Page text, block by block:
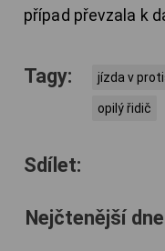
případ převzala k
Tagy: jízda v
opilý řidič
Sdílet:
Nejčtenější